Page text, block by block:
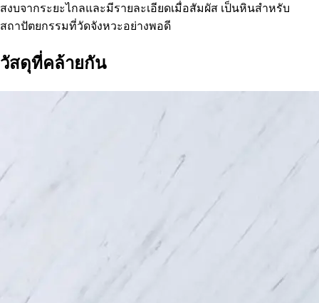
สงบจากระยะไกลและมีรายละเอียดเมื่อสัมผัส เป็นหินสำหรับ
สถาปัตยกรรมที่วัดจังหวะอย่างพอดี
วัสดุที่คล้ายกัน